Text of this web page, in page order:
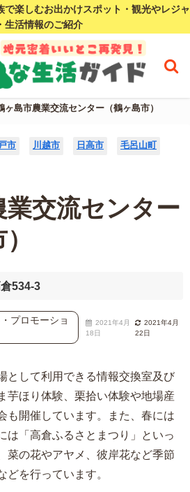
で楽しむお出かけスポット・観光やレジャ
生活情報のご紹介
ヶ島市農業交流センター（鶴ヶ島市）
市 川越市 日高市 毛呂山町
業交流センター
534-3
プロモーショ
2021年4月
18日
2021年4月
22日
として利用できる情報交換室及び
芋ほり体験、栗拾い体験や地場産
も開催しています。また、春には
は「高倉ふるさとまつり」といっ
菜の花やアヤメ、彼岸花など季節
どを行っています。